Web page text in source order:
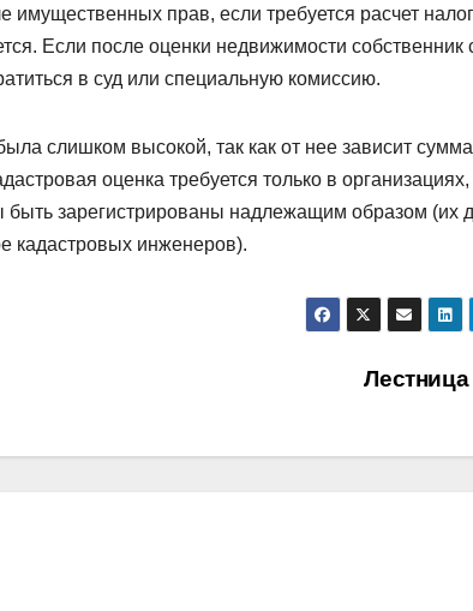
прав, если требуется расчет
Если после оценки недвижимости собственник
в суд или специальную комиссию.
слишком высокой, так как от нее зависит
оценка требуется только в
зарегистрированы надлежащим образом (их
кадастровых инженеров).